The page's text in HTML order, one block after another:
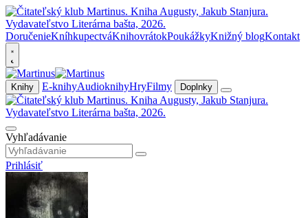
DoručenieKníhkupectváKnihovrátokPoukážkyKnižný blogKontakt
Knihy E-knihyAudioknihyHryFilmy Doplnky
Vyhľadávanie
Prihlásiť